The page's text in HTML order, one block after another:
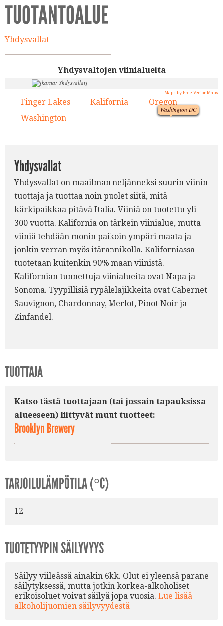
TUOTANTOALUE
Yhdysvallat
Yhdysvaltojen viinialueita
Washington DC
1.
3.
4.
Maps by Free Vector Maps
Finger Lakes Kalifornia Oregon
Washington
Yhdysvallat
Yhdysvallat on maailman neljänneksi suurin viinin
tuottaja ja tuottaa noin puolet siitä, mitä
kärkipaikkaa pitävä Italia. Viiniä on tuotettu yli
300 vuotta. Kalifornia on tärkein viinialue, mutta
viiniä tehdään monin paikoin ympäri maata ja
jonkin verran myös itärannikolla. Kaliforniassa
tuotetaan kuitenkin 90% maan viinistä.
Kalifornian tunnettuja viinialueita ovat Napa ja
Sonoma. Tyypillisiä rypälelajikkeita ovat Cabernet
Sauvignon, Chardonnay, Merlot, Pinot Noir ja
Zinfandel.
TUOTTAJA
Katso tästä tuottajaan (tai jossain tapauksissa
alueeseen) liittyvät muut tuotteet:
Brooklyn Brewery
TARJOILULÄMPÖTILA (°C)
12
TUOTETYYPIN SÄILYVYYS
Säilyy viileässä ainakin 6kk. Olut ei yleensä parane
säilytyksessä, mutta jotkin korkea-alkoholiset
erikoisoluet voivat säilyä jopa vuosia. Lue lisää
alkoholijuomien säilyvyydestä